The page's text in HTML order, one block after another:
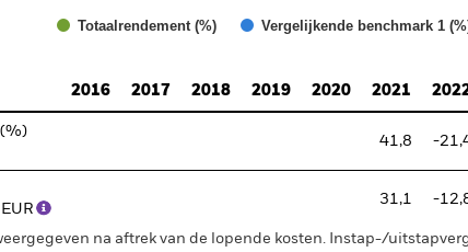
Totaalrendement (%) Vergelijkende benchmark 1
2016
2017 2018 2019 2020 2021
(%)
41,8 -
31,1 -
na aftrek van de lopende kosten. Instap-/